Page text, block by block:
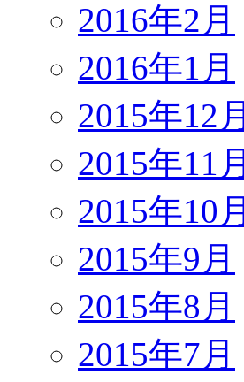
2016年2月
2016年1月
2015年12月
2015年11月
2015年10月
2015年9月
2015年8月
2015年7月